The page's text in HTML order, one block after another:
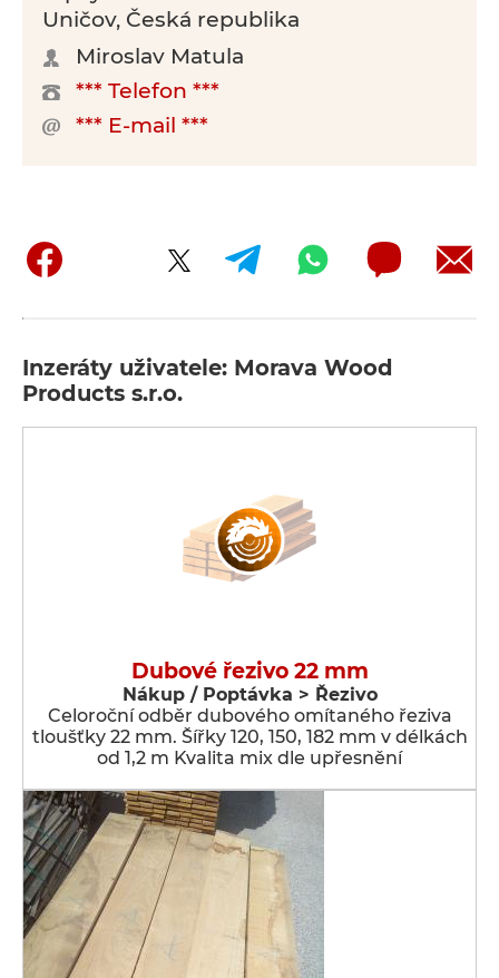
Uničov, Česká republika
Miroslav Matula
*** Telefon ***
*** E-mail ***
Inzeráty uživatele: Morava Wood
Products s.r.o.
Dubové řezivo 22 mm
Nákup / Poptávka > Řezivo
Celoroční odběr dubového omítaného řeziva
tloušťky 22 mm. Šířky 120, 150, 182 mm v délkách
od 1,2 m Kvalita mix dle upřesnění